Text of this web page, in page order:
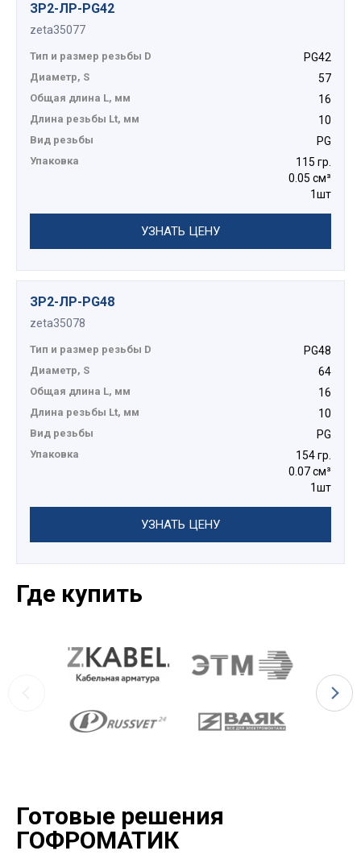
ЗР2-ЛР-PG42
zeta35077
Тип и размер резьбы D PG42
Диаметр, S 57
Общая длина L, мм 16
Длина резьбы Lt, мм 10
Вид резьбы PG
Упаковка
115 гр.
0.05 см³
1шт
УЗНАТЬ ЦЕНУ
ЗР2-ЛР-PG48
zeta35078
Тип и размер резьбы D PG48
Диаметр, S 64
Общая длина L, мм 16
Длина резьбы Lt, мм 10
Вид резьбы PG
Упаковка
154 гр.
0.07 см³
1шт
УЗНАТЬ ЦЕНУ
Где купить
Готовые решения
ГОФРОМАТИК